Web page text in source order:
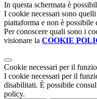
In questa schermata è
I cookie necessari sono
piattaforma e non è possibile
Per conoscere quali sono i
visionare la COOKIE
Cookie necessari per il
I cookie necessari per il
disabilitati. È possibile
policy.